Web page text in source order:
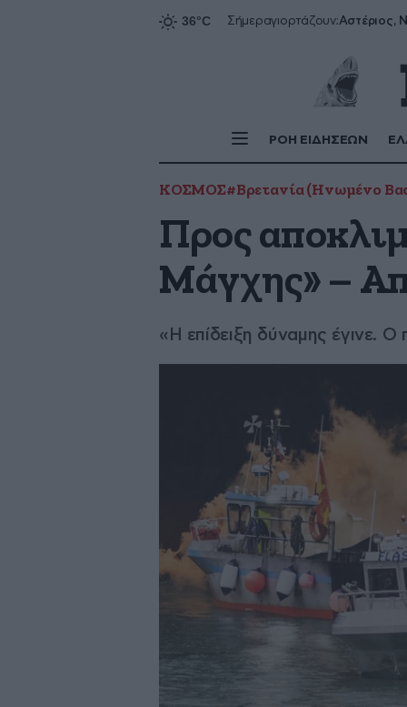
Σήμεραγιορτάζουν:Αστέριος,
ΡΟΗ ΕΙΔΗΣΕΩΝ
ΚΟΣΜΟΣ#Βρετανία (Ηνωμένο
Προς
Μάγχης» –
«Η επίδειξη δύναμης έγινε. Ο